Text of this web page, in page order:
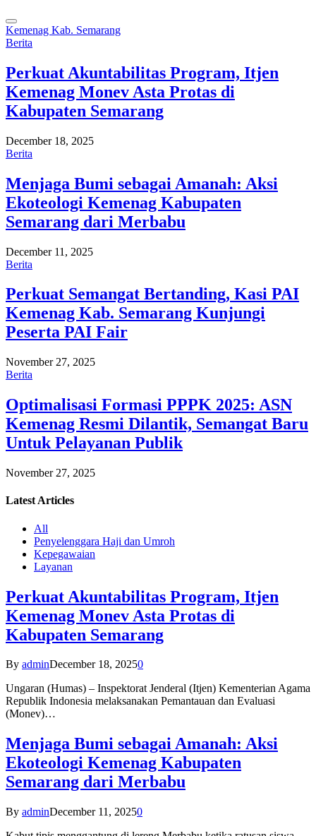
Kemenag Kab. Semarang
Berita
Perkuat Akuntabilitas Program, Itjen
Kemenag Monev Asta Protas di
Kabupaten Semarang
December 18, 2025
Berita
Menjaga Bumi sebagai Amanah: Aksi
Ekoteologi Kemenag Kabupaten
Semarang dari Merbabu
December 11, 2025
Berita
Perkuat Semangat Bertanding, Kasi PAI
Kemenag Kab. Semarang Kunjungi
Peserta PAI Fair
November 27, 2025
Berita
Optimalisasi Formasi PPPK 2025: ASN
Kemenag Resmi Dilantik, Semangat Baru
Untuk Pelayanan Publik
November 27, 2025
Latest Articles
All
Penyelenggara Haji dan Umroh
Kepegawaian
Layanan
Perkuat Akuntabilitas Program, Itjen
Kemenag Monev Asta Protas di
Kabupaten Semarang
By adminDecember 18, 20250
Ungaran (Humas) – Inspektorat Jenderal (Itjen) Kementerian Agama
Republik Indonesia melaksanakan Pemantauan dan Evaluasi
(Monev)…
Menjaga Bumi sebagai Amanah: Aksi
Ekoteologi Kemenag Kabupaten
Semarang dari Merbabu
By adminDecember 11, 20250